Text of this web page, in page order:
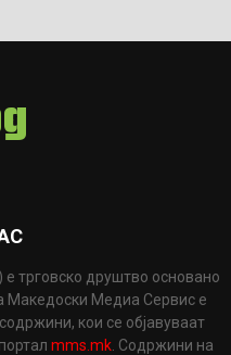
трговско друштво основано
Македоски Медиа Сервис е
кои се објавуваат
mms.mk . Содржини на